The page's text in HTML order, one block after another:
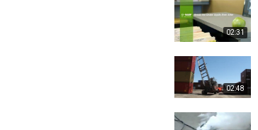
02:31
02:48